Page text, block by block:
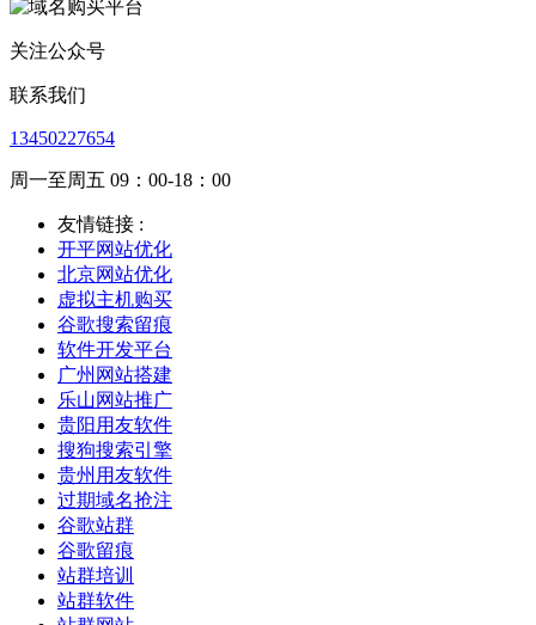
关注公众号
联系我们
13450227654
周一至周五 09：00-18：00
友情链接 :
开平网站优化
北京网站优化
虚拟主机购买
谷歌搜索留痕
软件开发平台
广州网站搭建
乐山网站推广
贵阳用友软件
搜狗搜索引擎
贵州用友软件
过期域名抢注
谷歌站群
谷歌留痕
站群培训
站群软件